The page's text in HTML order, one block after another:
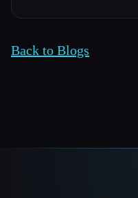
Back to Blogs